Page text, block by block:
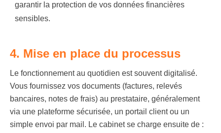
garantir la protection de vos données financières
sensibles.
4. Mise en place du processus
Le fonctionnement au quotidien est souvent digitalisé.
Vous fournissez vos documents (factures, relevés
bancaires, notes de frais) au prestataire, généralement
via une plateforme sécurisée, un portail client ou un
simple envoi par mail. Le cabinet se charge ensuite de :